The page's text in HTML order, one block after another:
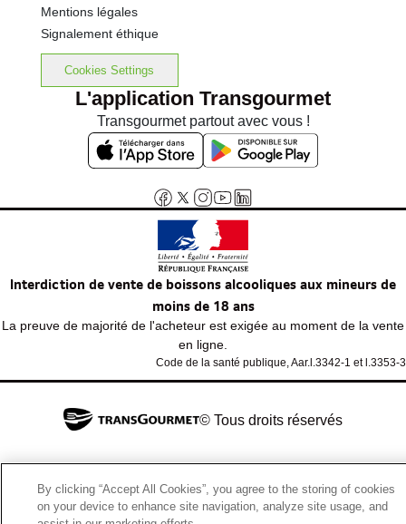
Mentions légales
Signalement éthique
Cookies Settings
L'application Transgourmet
Transgourmet partout avec vous !
Interdiction de vente de boissons alcooliques aux mineurs de
moins de 18 ans
La preuve de majorité de l'acheteur est exigée au moment de la vente
en ligne.
Code de la santé publique, Aar.l.3342-1 et l.3353-3
© Tous droits réservés
By clicking “Accept All Cookies”, you agree to the storing of cookies
on your device to enhance site navigation, analyze site usage, and